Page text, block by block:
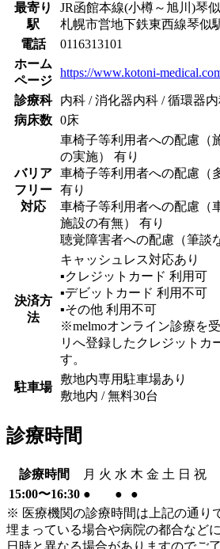
最寄り
駅
JR函館本線(小樽～旭川)琴
札幌市営地下鉄東西線琴似
電話
0116313101
ホーム
ページ
https://www.kotoni-
診療科
内科 / 消化器内科 / 循環器
病床数
0床
バリア
フリー
対応
車椅子等利用者への配慮（
の実施） 有り
車椅子等利用者への配慮（
有り
車椅子等利用者への配慮（
施設の有無） 有り
聴覚障害者への配慮（筆談
決済方
法
キャッシュレス対応あり
▪︎クレジットカード 利用可
▪︎デビットカード 利用不可
▪︎その他 利用不可
※melmoオンライン診療を
リへ登録したクレジットカ
す。
駐車場
敷地内専用駐車場あり
敷地内 / 無料30台
診療時間
診療時間 月 火 水 木 金 土 日 祝
15:00〜16:30 ● ●
●
※ 医療機関の診療時間は上記の通り
埋まっている場合や病院の都合など
日時と異なる場合がありますのでご